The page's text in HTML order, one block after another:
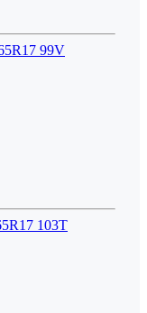
99V
103T